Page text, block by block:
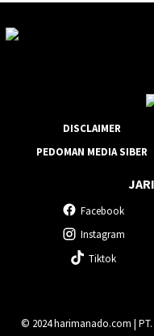
DISCLAIMER
PEDOMAN MEDIA SIBER
Facebook
Instagram
Tiktok
© 2024 harimanado.com | PT.